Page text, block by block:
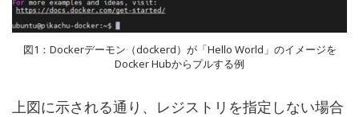
図1：Dockerデーモン（dockerd）が「Hello World」のイメージを
Docker Hubからプルする例
上図に示される通り、レジストリを指定しない場合